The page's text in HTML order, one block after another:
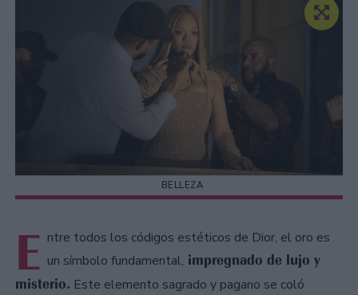
BELLEZA
E ntre todos los códigos estéticos de Dior, el oro es
un símbolo fundamental, impregnado de lujo y
misterio. Este elemento sagrado y pagano se coló